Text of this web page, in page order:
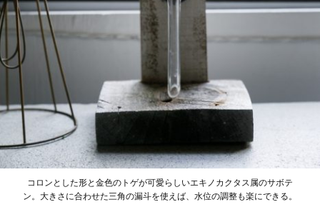
コロンとした形と金色のトゲが可愛らしいエキノカクタス属のサボテ
ン。大きさに合わせた三角の漏斗を使えば、水位の調整も楽にできる。